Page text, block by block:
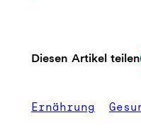
Diesen Artikel teilen
Ernährung